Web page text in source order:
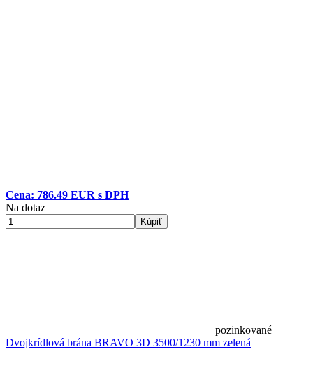
Cena: 786.49 EUR s DPH
Na dotaz
Kúpiť
pozinkované
Dvojkrídlová brána BRAVO 3D 3500/1230 mm zelená